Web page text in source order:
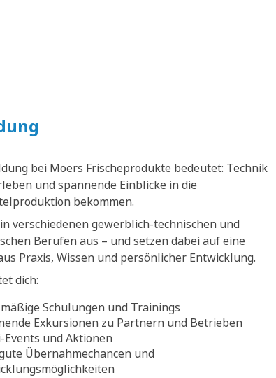
bei Moers Frischeprodukte bedeutet: Technik
und spannende Einblicke in die
bekommen.
verschiedenen gewerblich-technischen und
Berufen aus – und setzen dabei auf eine
Praxis, Wissen und persönlicher Entwicklung.
dich:
Schulungen und Trainings
Exkursionen zu Partnern und Betrieben
Events und Aktionen
Übernahmechancen und